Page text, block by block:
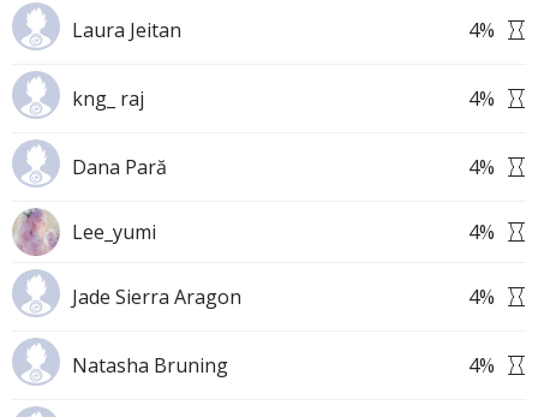
Laura Jeitan 4%
kng_ raj 4%
Dana Pară 4%
Lee_yumi 4%
Jade Sierra Aragon 4%
Natasha Bruning 4%